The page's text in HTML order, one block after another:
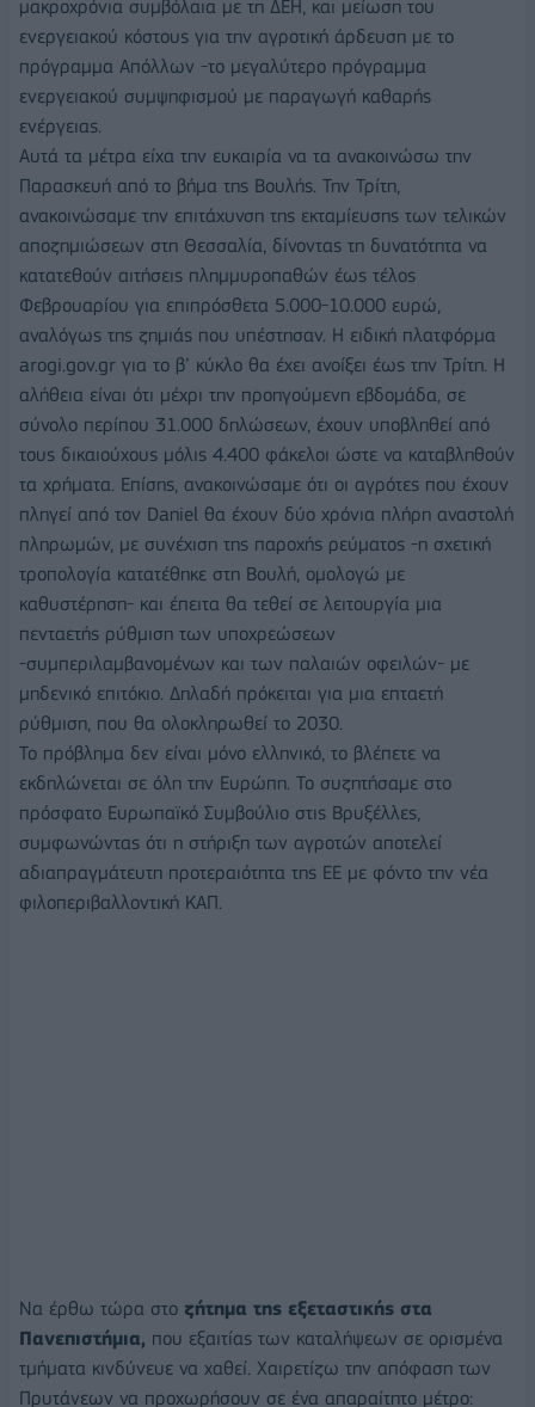
μακροχρόνια συμβόλαια με τη ΔΕΗ, και μείωση του
ενεργειακού κόστους για την αγροτική άρδευση με το
πρόγραμμα Απόλλων -το μεγαλύτερο πρόγραμμα
ενεργειακού συμψηφισμού με παραγωγή καθαρής
ενέργειας.
Αυτά τα μέτρα είχα την ευκαιρία να τα ανακοινώσω την
Παρασκευή από το βήμα της Βουλής. Την Τρίτη,
ανακοινώσαμε την επιτάχυνση της εκταμίευσης των τελικών
αποζημιώσεων στη Θεσσαλία, δίνοντας τη δυνατότητα να
κατατεθούν αιτήσεις πλημμυροπαθών έως τέλος
Φεβρουαρίου για επιπρόσθετα 5.000-10.000 ευρώ,
αναλόγως της ζημιάς που υπέστησαν. Η ειδική πλατφόρμα
arogi.gov.gr για το β’ κύκλο θα έχει ανοίξει έως την Τρίτη. Η
αλήθεια είναι ότι μέχρι την προηγούμενη εβδομάδα, σε
σύνολο περίπου 31.000 δηλώσεων, έχουν υποβληθεί από
τους δικαιούχους μόλις 4.400 φάκελοι ώστε να καταβληθούν
τα χρήματα. Επίσης, ανακοινώσαμε ότι οι αγρότες που έχουν
πληγεί από τον Daniel θα έχουν δύο χρόνια πλήρη αναστολή
πληρωμών, με συνέχιση της παροχής ρεύματος -η σχετική
τροπολογία κατατέθηκε στη Βουλή, ομολογώ με
καθυστέρηση- και έπειτα θα τεθεί σε λειτουργία μια
πενταετής ρύθμιση των υποχρεώσεων
-συμπεριλαμβανομένων και των παλαιών οφειλών- με
μηδενικό επιτόκιο. Δηλαδή πρόκειται για μια επταετή
ρύθμιση, που θα ολοκληρωθεί το 2030.
Το πρόβλημα δεν είναι μόνο ελληνικό, το βλέπετε να
εκδηλώνεται σε όλη την Ευρώπη. Το συζητήσαμε στο
πρόσφατο Ευρωπαϊκό Συμβούλιο στις Βρυξέλλες,
συμφωνώντας ότι η στήριξη των αγροτών αποτελεί
αδιαπραγμάτευτη προτεραιότητα της ΕΕ με φόντο την νέα
φιλοπεριβαλλοντική ΚΑΠ.
Να έρθω τώρα στο ζήτημα της εξεταστικής στα
Πανεπιστήμια, που εξαιτίας των καταλήψεων σε ορισμένα
τμήματα κινδύνευε να χαθεί. Χαιρετίζω την απόφαση των
Πρυτάνεων να προχωρήσουν σε ένα απαραίτητο μέτρο: